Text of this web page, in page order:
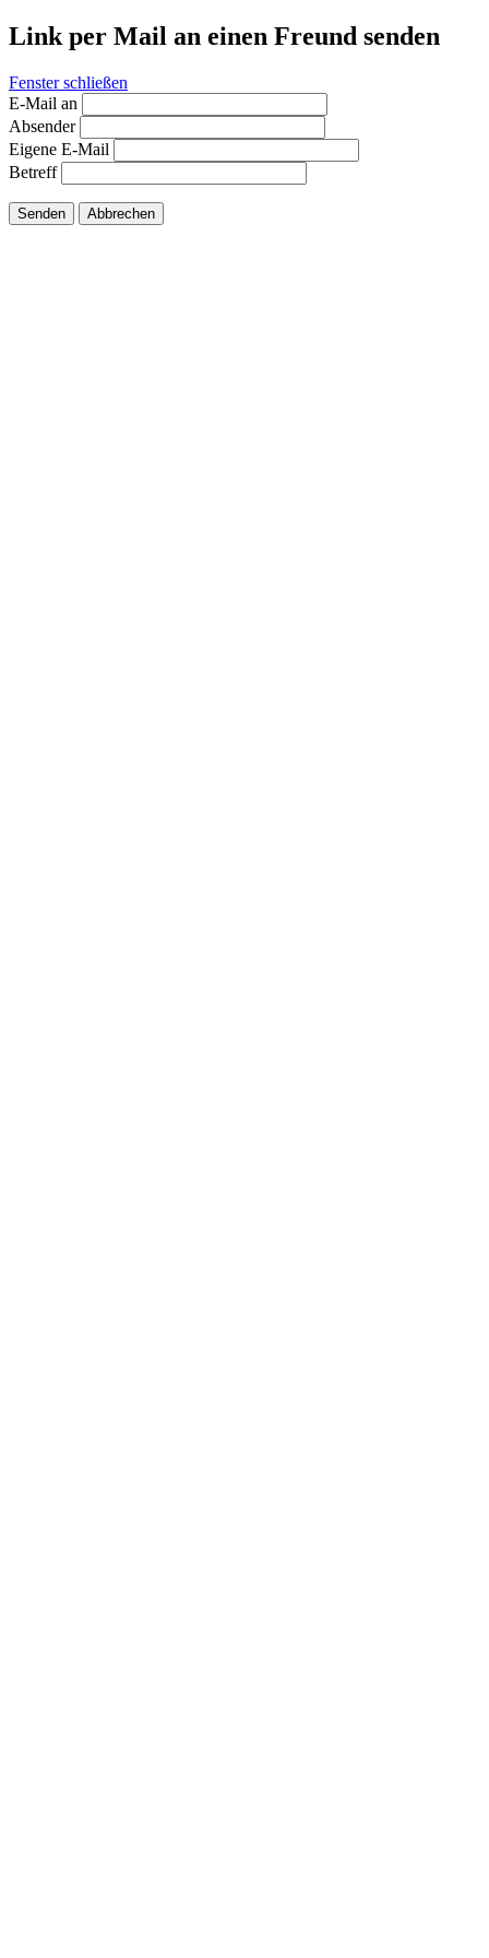
Link per Mail an einen Freund senden
Fenster schließen
E-Mail an
Absender
Eigene E-Mail
Betreff
Senden Abbrechen